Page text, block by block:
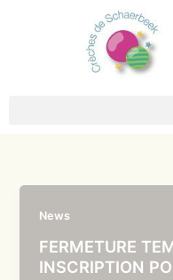
News
FERMETURE
INSCRIPTION